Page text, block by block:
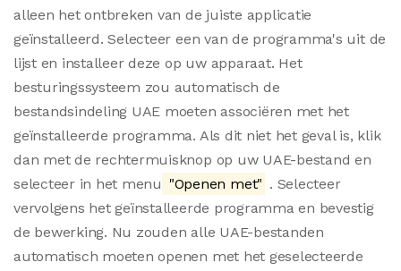
alleen het ontbreken van de juiste applicatie
geïnstalleerd. Selecteer een van de programma's uit de
lijst en installeer deze op uw apparaat. Het
besturingssysteem zou automatisch de
bestandsindeling UAE moeten associëren met het
geïnstalleerde programma. Als dit niet het geval is, klik
dan met de rechtermuisknop op uw UAE-bestand en
selecteer in het menu "Openen met" . Selecteer
vervolgens het geïnstalleerde programma en bevestig
de bewerking. Nu zouden alle UAE-bestanden
automatisch moeten openen met het geselecteerde